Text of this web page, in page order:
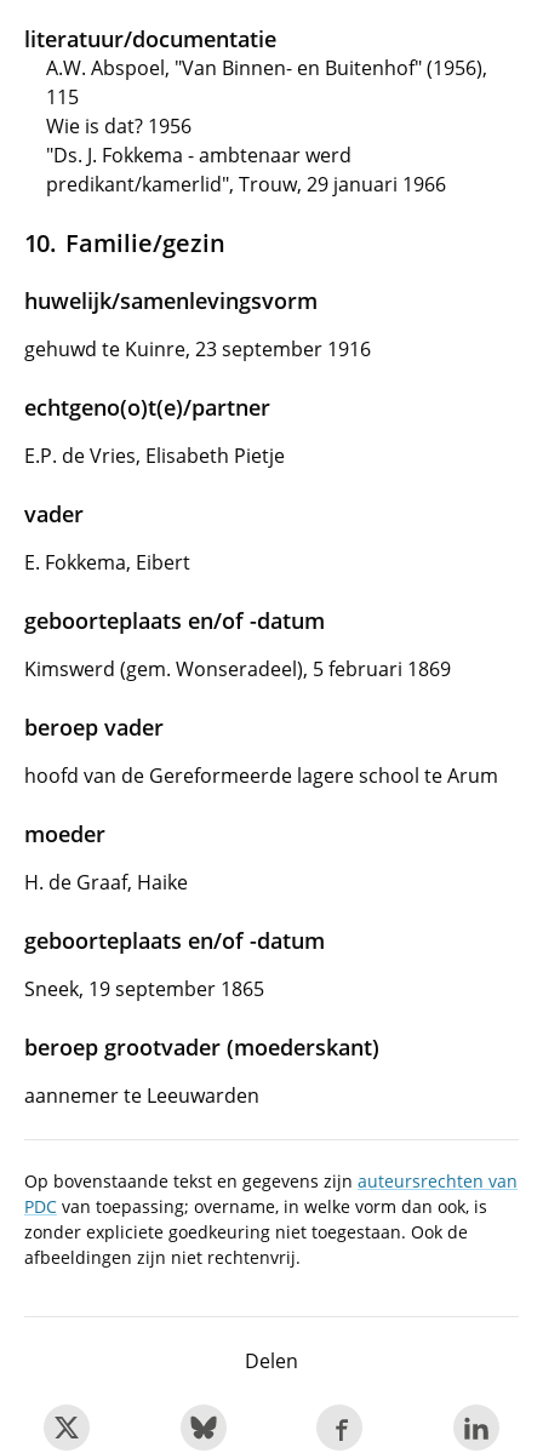
literatuur/documentatie
A.W. Abspoel, "Van Binnen- en Buitenhof" (1956),
115
Wie is dat? 1956
"Ds. J. Fokkema - ambtenaar werd
predikant/kamerlid", Trouw, 29 januari 1966
Familie/gezin
huwelijk/samenlevingsvorm
gehuwd te Kuinre, 23 september 1916
echtgeno(o)t(e)/partner
E.P. de Vries, Elisabeth Pietje
vader
E. Fokkema, Eibert
geboorteplaats en/of -datum
Kimswerd (gem. Wonseradeel), 5 februari 1869
beroep vader
hoofd van de Gereformeerde lagere school te Arum
moeder
H. de Graaf, Haike
geboorteplaats en/of -datum
Sneek, 19 september 1865
beroep grootvader (moederskant)
aannemer te Leeuwarden
Op bovenstaande tekst en gegevens zijn auteursrechten van
PDC van toepassing; overname, in welke vorm dan ook, is
zonder expliciete goedkeuring niet toegestaan. Ook de
afbeeldingen zijn niet rechtenvrij.
Delen